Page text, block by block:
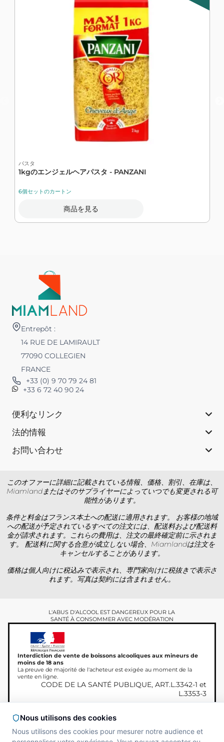
パスタ
1kgのエンジェルヘアパスタ - PANZANI
6個セットのカートン
商品を見る
Entrepôt :
14 RUE DE LAMIRAULT
77090 COLLEGIEN
FRANCE
+33 (0) 9 70 79 24 81
+33 6 72 40 90 24
便利なリンク
法的情報
お問い合わせ
このオファーに詳細に記載されている情報、価格、割引、在庫は、
Miamlandまたはそのサプライヤーによっていつでも変更される可
能性があります。
条件と料金はフランス本土への配送に適用されます。 お客様の地域
への配送が予定されているすべての注文には、配送料および配送料
金が請求されます。これらの費用は、注文の最終確定前に示されま
す。 配送料に関する合意が成立しない場合、Miamlandは注文を
キャンセルすることがあります。
価格は個人向けに税込みで表示され、専門家向けに税抜きで表示さ
れます。写真は契約には含まれません。
L'ABUS D'ALCOOL EST DANGEREUX POUR LA
SANTÉ À CONSOMMER AVEC MODÉRATION
Interdiction de vente de boissons alcooliques aux mineurs de
moins de 18 ans
La preuve de majorité de l'acheteur est exigée au moment de la
vente en ligne.
CODE DE LA SANTÉ PUBLIQUE, ART.L.3342-1 et
L.3353-3
Copyright © 2026
Site réalisé parMAADAM
Nous utilisons des cookies
Nous utilisons des cookies pour mesurer notre audience et